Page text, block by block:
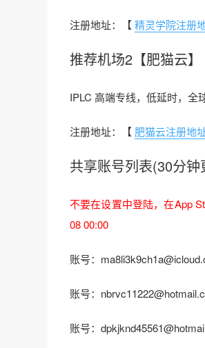
注册地址：【精灵学院注册
推荐机场2【肥猫云】
IPLC 高端专线，低延时，全
注册地址：【 肥猫云注册地
共享账号列表(30分钟
不要在设置中登陆，在App
08 00:00
账号：
账号：
账号：